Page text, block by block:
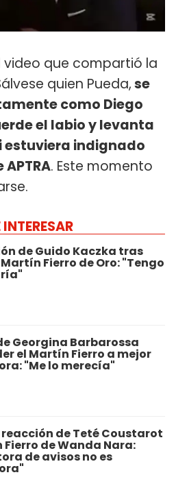
video que compartió la
quien Pueda,se
como Diego
el labio y levanta
estuviera indignado
. Este momento
de Guido Kaczka tras
Fierro de Oro: "Tengo
Georgina Barbarossa
el Martín Fierro a mejor
"Me lo merecía"
de Teté Coustarot
de Wanda Nara:
de avisos no es